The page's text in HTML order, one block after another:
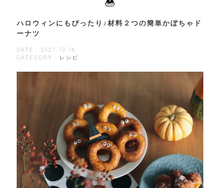
ハロウィンにもぴったり♪材料２つの簡単かぼちゃド
ーナツ
DATE : 2021.10.16
CATEGORY : レシピ